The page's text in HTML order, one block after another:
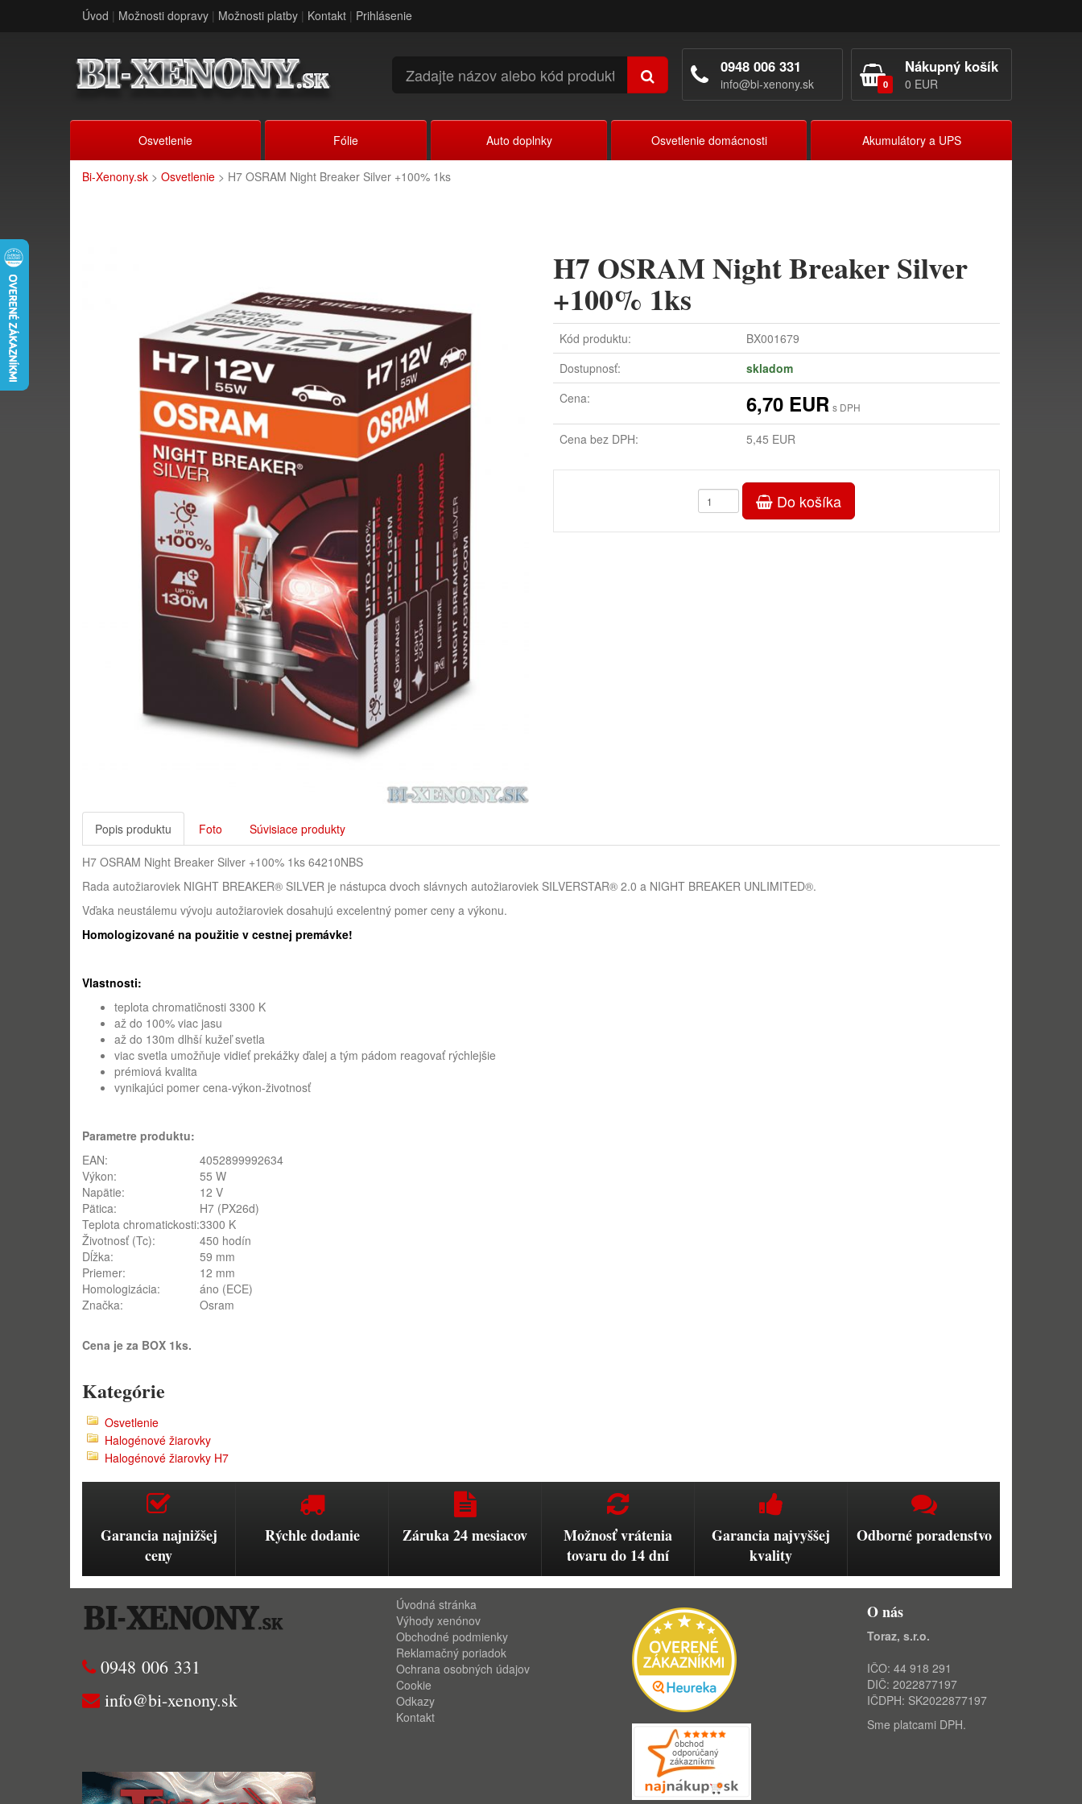
Úvod | Možnosti dopravy | Možnosti platby | Kontakt | Prihlásenie
0
Nákupný košík
0 EUR
0948 006 331
info@bi-xenony.sk
Osvetlenie Fólie Auto doplnky Osvetlenie domácnosti Akumulátory a UPS
Bi-Xenony.sk > Osvetlenie > H7 OSRAM Night Breaker Silver +100% 1ks
H7 OSRAM Night Breaker Silver
+100% 1ks
Kód produktu:
BX001679
Dostupnosť:
skladom
Cena:
6,70 EUR s DPH
Cena bez DPH: 5,45 EUR
Do košíka
Popis produktu Foto Súvisiace produkty
H7 OSRAM Night Breaker Silver +100% 1ks 64210NBS
Rada autožiaroviek NIGHT BREAKER® SILVER je nástupca dvoch slávnych autožiaroviek SILVERSTAR® 2.0 a NIGHT BREAKER UNLIMITED®.
Vďaka neustálemu vývoju autožiaroviek dosahujú excelentný pomer ceny a výkonu.
Homologizované na použitie v cestnej premávke!
Vlastnosti:
teplota chromatičnosti 3300 K
až do 100% viac jasu
až do 130m dlhší kužeľ svetla
viac svetla umožňuje vidieť prekážky ďalej a tým pádom reagovať rýchlejšie
prémiová kvalita
vynikajúci pomer cena-výkon-životnosť
Parametre produktu:
EAN:
4052899992634
Výkon:
55 W
Napätie:
12 V
Pätica:
H7 (PX26d)
Teplota chromatickosti:3300 K
Životnosť (Tc):
450 hodín
Dĺžka:
59 mm
Priemer:
12 mm
Homologizácia:
áno (ECE)
Značka:
Osram
Cena je za BOX 1ks.
Kategórie
Osvetlenie
Halogénové žiarovky
Halogénové žiarovky H7
Garancia najnižšej
ceny
Rýchle dodanie Záruka 24 mesiacov
Možnosť vrátenia
tovaru do 14 dní
Garancia najvyššej
kvality
Odborné poradenstvo
0948 006 331
info@bi-xenony.sk
Úvodná stránka
Výhody xenónov
Obchodné podmienky
Reklamačný poriadok
Ochrana osobných údajov
Cookie
Odkazy
Kontakt
O nás
Toraz, s.r.o.
IČO: 44 918 291
DIČ: 2022877197
IČDPH: SK2022877197
Sme platcami DPH.